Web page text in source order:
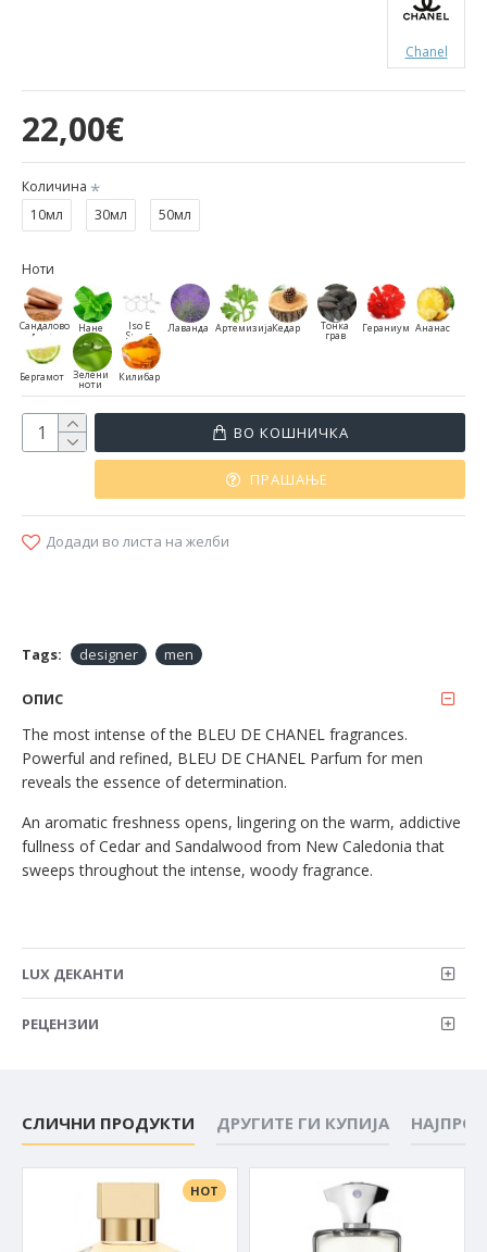
22,00€
Chanel
Количина
10мл
30мл 50мл
Ноти
Сандалово
дрво
Нане Iso E
Super
Лаванда АртемизијаКедар Тонка
грав
Гераниум Ананас
Бергамот Зелени
ноти
Килибар
ВО КОШНИЧКА
ПРАШАЊЕ
Додади во листа на желби
Tags: designer men
ОПИС
The most intense of the BLEU DE CHANEL fragrances.
Powerful and refined, BLEU DE CHANEL Parfum for men
reveals the essence of determination.
An aromatic freshness opens, lingering on the warm, addictive
fullness of Cedar and Sandalwood from New Caledonia that
sweeps throughout the intense, woody fragrance.
LUX ДЕКАНТИ
РЕЦЕНЗИИ
СЛИЧНИ ПРОДУКТИ ДРУГИТЕ ГИ КУПИЈА
HOT